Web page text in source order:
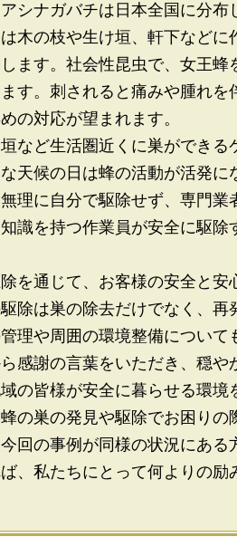
シナガバチは日本全国に分
木の枝や生け垣、軒下など
ます。社会性昆虫で、女王
す。刺されると痛みや腫れ
の対応が望まれます。
など生活圏近くに巣ができ
天候の日は蜂の活動が活発
理に自分で駆除せず、専門
識を持つ作業員が安全に駆
を通じて、お客様の安全と
除は巣の除去だけでなく、
理や周囲の環境整備につい
感謝の言葉をいただき、穏
の皆様が安全に暮らせる環
の巣の発見や駆除でお困り
回の事例が同様の状況にあ
、私たちにとって何よりの励